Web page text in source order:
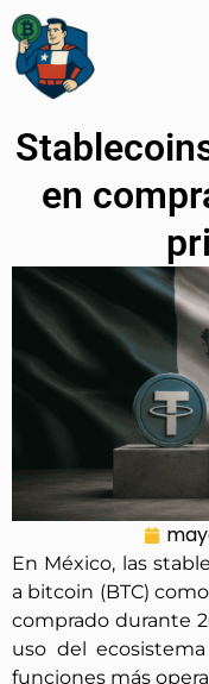
en
En México, las
a bitcoin (BTC)
comprado durante
uso del
funciones más